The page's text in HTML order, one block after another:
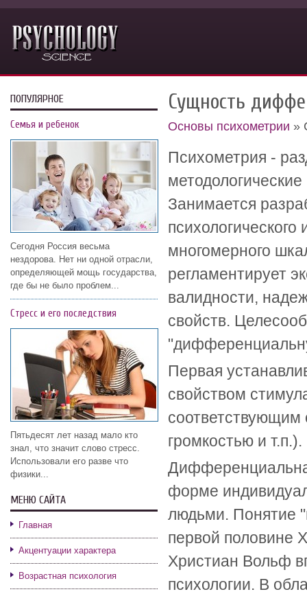
Сущность
Основы психометрии »
Психометрия -
Занимается
многомерного
регламентирует
валидности,
свойств.
Первая
свойством
громкостью и т.п.).
форме
людьми. Понятие
первой
Христиан Вольф
психологии. В
ПОПУЛЯРНОЕ
Семья и ребенок
Сегодня Россия весьма
нездорова. Нет ни одной отрасли,
определяющей мощь государства,
где бы не было проблем...
Стресс и его последствия
Пятьдесят лет назад мало кто
знал, что значит слово стресс.
Использовали его разве что
физики...
МЕНЮ САЙТА
Главная
Акцентуации характера
Возрастная психология